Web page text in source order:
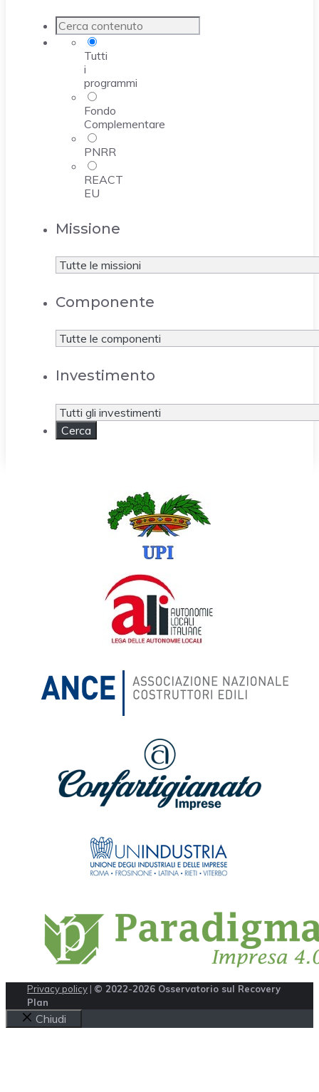
Tutti
i
programmi
Fondo
Complementare
PNRR
REACT
EU
Missione
Componente
Investimento
Privacy policy | © 2022-2026 Osservatorio sul Recovery
Plan
Chiudi